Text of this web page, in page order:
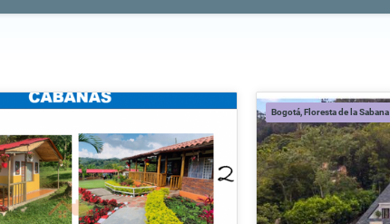
Bogotá, Floresta de la Sabana